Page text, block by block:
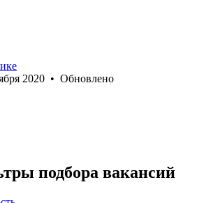
2020 • Обновлено
подбора вакансий